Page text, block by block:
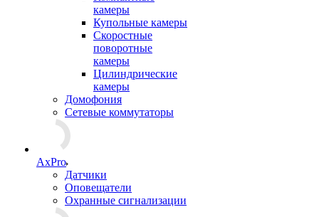
камеры
Купольные камеры
Скоростные
поворотные
камеры
Цилиндрические
камеры
Домофония
Сетевые коммутаторы
AxPro
Датчики
Оповещатели
Охранные сигнализации